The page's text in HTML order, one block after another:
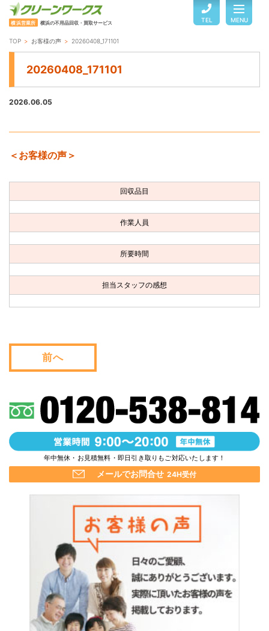
横浜営業所 横浜の不用品回収・買取サービス TEL MENU
TOP
ご利用の流れ
お客様の声
お問い合わせ
会社概要
WEB割引券プレゼント！
TOP お客様の声 20260408_171101
20260408_171101
2026.06.05
＜お客様の声＞
回収品目
作業人員
所要時間
担当スタッフの感想
前へ
年中無休・お見積無料・即日引き取りもご対応いたします！
メールでお問合せ 24H受付